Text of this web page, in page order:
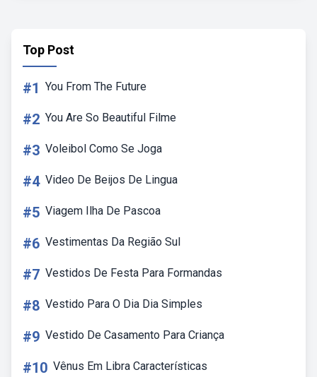
Top Post
#1 You From The Future
#2 You Are So Beautiful Filme
#3 Voleibol Como Se Joga
#4 Video De Beijos De Lingua
#5 Viagem Ilha De Pascoa
#6 Vestimentas Da Região Sul
#7 Vestidos De Festa Para Formandas
#8 Vestido Para O Dia Dia Simples
#9 Vestido De Casamento Para Criança
#10 Vênus Em Libra Características